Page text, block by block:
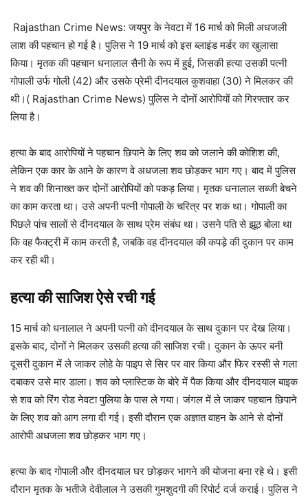
Rajasthan Crime News: जयपुर के नेवटा में 16 मार्च को मिली अधजली
लाश की पहचान हो गई है। पुलिस ने 19 मार्च को इस ब्लाइंड मर्डर का खुलासा
किया। मृतक की पहचान धनालाल सैनी के रूप में हुई, जिसकी हत्या उसकी पत्नी
गोपाली उर्फ गोली (42) और उसके प्रेमी दीनदयाल कुशवाहा (30) ने मिलकर की
थी।( Rajasthan Crime News) पुलिस ने दोनों आरोपियों को गिरफ्तार कर
लिया है।
हत्या के बाद आरोपियों ने पहचान छिपाने के लिए शव को जलाने की कोशिश की,
लेकिन एक कार के आने के कारण वे अधजला शव छोड़कर भाग गए। बाद में पुलिस
ने शव की शिनाख्त कर दोनों आरोपियों को पकड़ लिया। मृतक धनालाल सब्जी बेचने
का काम करता था। उसे अपनी पत्नी गोपाली के चरित्र पर शक था। गोपाली का
पिछले पांच सालों से दीनदयाल के साथ प्रेम संबंध था। उसने पति से झूठ बोला था
कि वह फैक्ट्री में काम करती है, जबकि वह दीनदयाल की कपड़े की दुकान पर काम
कर रही थी।
हत्या की साजिश ऐसे रची गई
15 मार्च को धनालाल ने अपनी पत्नी को दीनदयाल के साथ दुकान पर देख लिया।
इसके बाद, दोनों ने मिलकर उसकी हत्या की साजिश रची। दुकान के ऊपर बनी
दूसरी दुकान में ले जाकर लोहे के पाइप से सिर पर वार किया और फिर रस्सी से गला
दबाकर उसे मार डाला। शव को प्लास्टिक के बोरे में पैक किया और दीनदयाल बाइक
से शव को रिंग रोड नेवटा पुलिया के पास ले गया। जंगल में ले जाकर पहचान छिपाने
के लिए शव को आग लगा दी गई। इसी दौरान एक अज्ञात वाहन के आने से दोनों
आरोपी अधजला शव छोड़कर भाग गए।
हत्या के बाद गोपाली और दीनदयाल घर छोड़कर भागने की योजना बना रहे थे। इसी
दौरान मृतक के भतीजे देवीलाल ने उसकी गुमशुदगी की रिपोर्ट दर्ज कराई। पुलिस ने